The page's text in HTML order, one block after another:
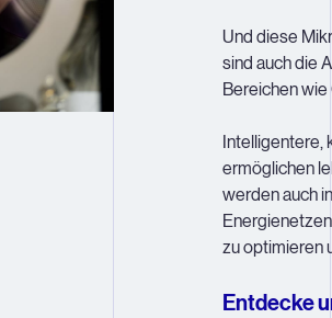
Und diese
sind auch die
Bereichen
Intelligentere,
ermöglichen
werden auch
zu optimieren
Entdecke